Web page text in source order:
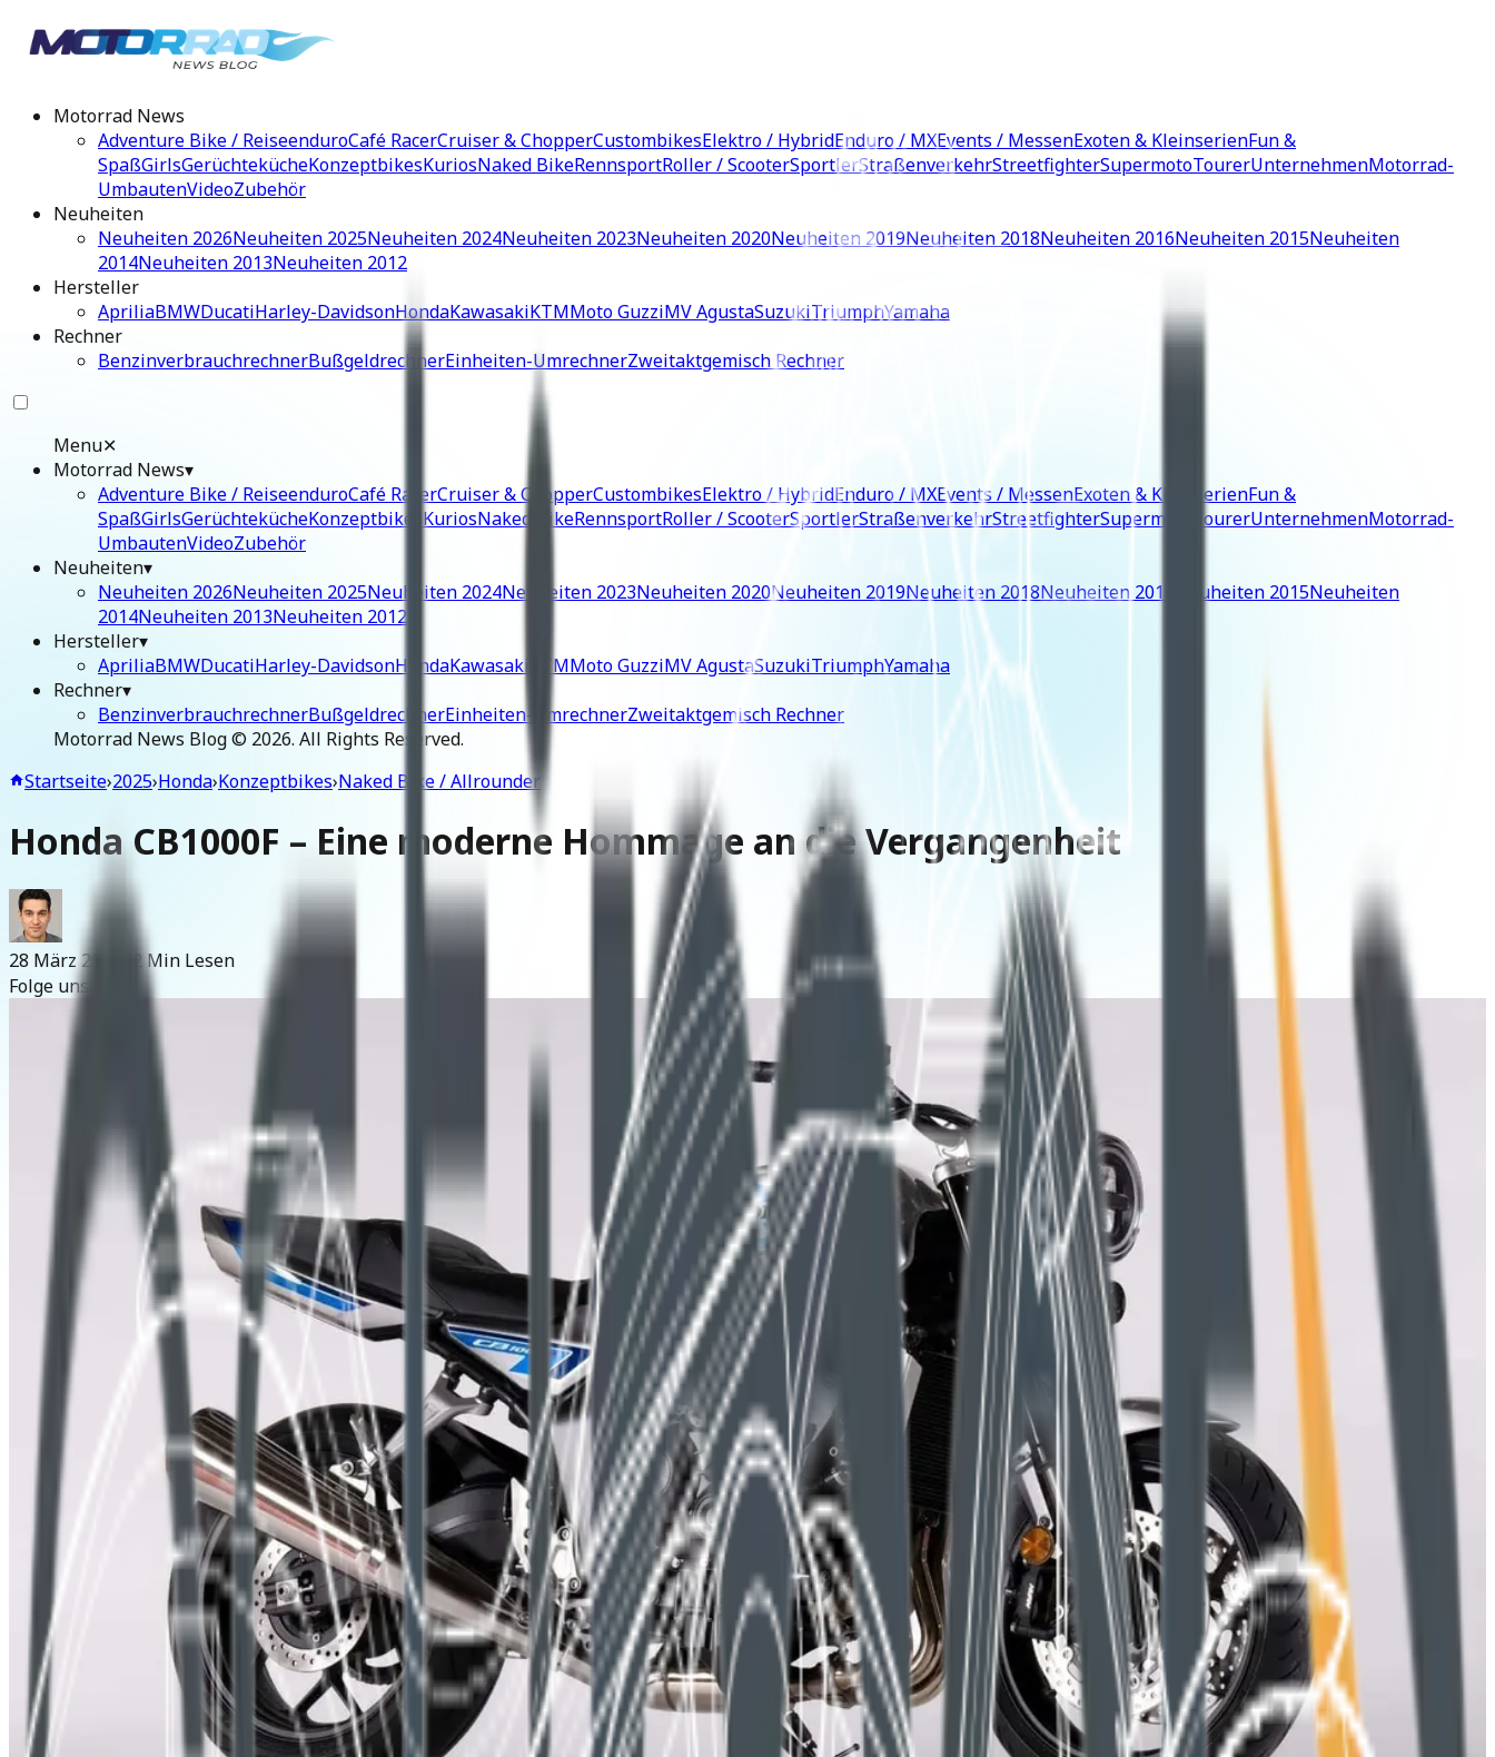
Motorrad News
Adventure Bike / ReiseenduroCafé RacerCruiser & ChopperCustombikesElektro / HybridEnduro / MXEvents / MessenExoten & KleinserienFun &
SpaßGirlsGerüchtekücheKonzeptbikesKuriosNaked BikeRennsportRoller / ScooterSportlerStraßenverkehrStreetfighterSupermotoTourerUnternehmenMotorrad-
UmbautenVideoZubehör
Neuheiten
Neuheiten 2026Neuheiten 2025Neuheiten 2024Neuheiten 2023Neuheiten 2020Neuheiten 2019Neuheiten 2018Neuheiten 2016Neuheiten 2015Neuheiten
2014Neuheiten 2013Neuheiten 2012
Hersteller
ApriliaBMWDucatiHarley-DavidsonHondaKawasakiKTMMoto GuzziMV AgustaSuzukiTriumphYamaha
Rechner
BenzinverbrauchrechnerBußgeldrechnerEinheiten-UmrechnerZweitaktgemisch Rechner
Menu✕
Motorrad News▾
Adventure Bike / ReiseenduroCafé RacerCruiser & ChopperCustombikesElektro / HybridEnduro / MXEvents / MessenExoten & KleinserienFun &
SpaßGirlsGerüchtekücheKonzeptbikes KuriosNaked BikeRennsportRoller / ScooterSportlerStraßenverkehrStreetfighterSupermoto TourerUnternehmenMotorrad-
UmbautenVideoZubehör
Neuheiten▾
Neuheiten 2026Neuheiten 2025Neuheiten 2024Neuheiten 2023Neuheiten 2020Neuheiten 2019Neuheiten 2018Neuheiten 2016 Neuheiten 2015Neuheiten
2014Neuheiten 2013Neuheiten 2012
Hersteller▾
ApriliaBMWDucatiHarley-DavidsonHondaKawasaki KTMMoto GuzziMV AgustaSuzukiTriumphYamaha
Rechner▾
BenzinverbrauchrechnerBußgeldrechnerEinheiten-UmrechnerZweitaktgemisch Rechner
Motorrad News Blog © 2026. All Rights Reserved.
Startseite›2025›Honda›Konzeptbikes›Naked Bike / Allrounder
Honda CB1000F – Eine moderne Hommage an die Vergangenheit
28 März 2025
~2 Min Lesen
Folge uns: